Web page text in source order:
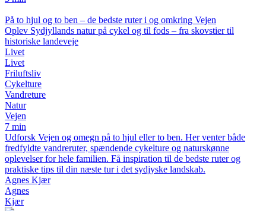
På to hjul og to ben – de bedste ruter i og omkring Vejen
Oplev Sydjyllands natur på cykel og til fods – fra skovstier til
historiske landeveje
Livet
Livet
Friluftsliv
Cykelture
Vandreture
Natur
Vejen
7 min
Udforsk Vejen og omegn på to hjul eller to ben. Her venter både
fredfyldte vandreruter, spændende cykelture og naturskønne
oplevelser for hele familien. Få inspiration til de bedste ruter og
praktiske tips til din næste tur i det sydjyske landskab.
Agnes Kjær
Agnes
Kjær